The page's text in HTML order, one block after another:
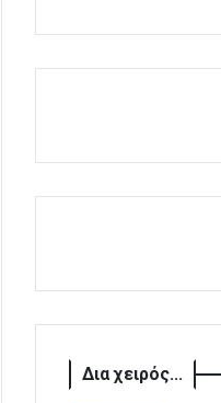
Δια χειρός...